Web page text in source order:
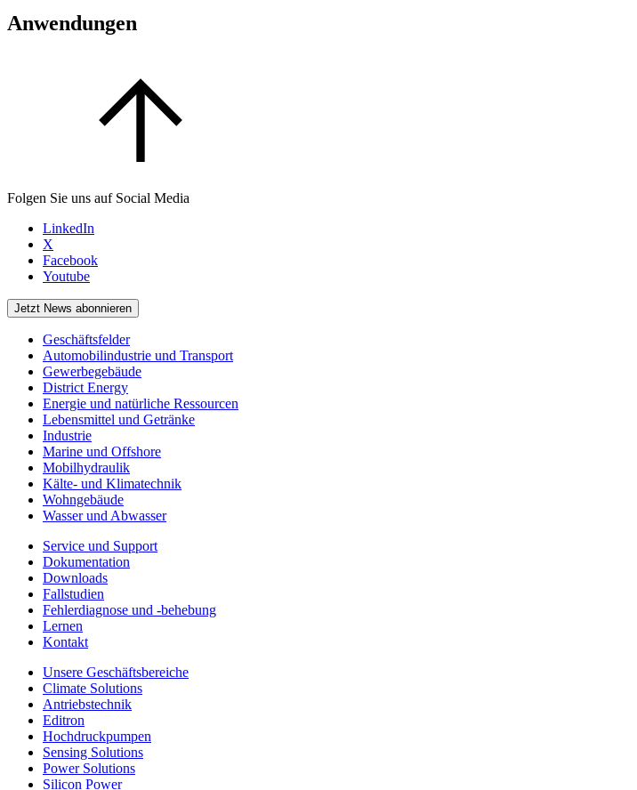
Anwendungen
Folgen Sie uns auf Social Media
LinkedIn
X
Facebook
Youtube
Jetzt News abonnieren
Geschäftsfelder
Automobilindustrie und Transport
Gewerbegebäude
District Energy
Energie und natürliche Ressourcen
Lebensmittel und Getränke
Industrie
Marine und Offshore
Mobilhydraulik
Kälte- und Klimatechnik
Wohngebäude
Wasser und Abwasser
Service und Support
Dokumentation
Downloads
Fallstudien
Fehlerdiagnose und -behebung
Lernen
Kontakt
Unsere Geschäftsbereiche
Climate Solutions
Antriebstechnik
Editron
Hochdruckpumpen
Sensing Solutions
Power Solutions
Silicon Power